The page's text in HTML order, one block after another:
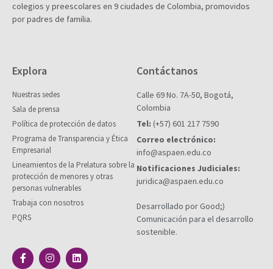
colegios y preescolares en 9 ciudades de Colombia, promovidos
por padres de familia.
Explora
Nuestras sedes
Sala de prensa
Política de protección de datos
Programa de Transparencia y Ética
Empresarial
Lineamientos de la Prelatura sobre la
protección de menores y otras
personas vulnerables
Trabaja con nosotros
PQRS
Contáctanos
Calle 69 No. 7A-50, Bogotá,
Colombia
Tel: (+57) 601 217 7590
Correo electrónico:
info@aspaen.edu.co
Notificaciones Judiciales:
juridica@aspaen.edu.co
Desarrollado por Good;)
Comunicación para el desarrollo
sostenible.